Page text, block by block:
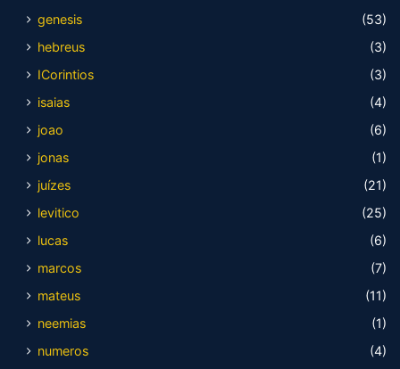
genesis
(53)
hebreus
(3)
ICorintios
(3)
isaias
(4)
joao
(6)
jonas
(1)
juízes
(21)
levitico
(25)
lucas
(6)
marcos
(7)
mateus
(11)
neemias
(1)
numeros
(4)